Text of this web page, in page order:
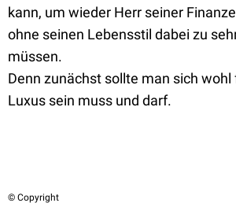
kann, um wieder Herr seiner
ohne seinen Lebensstil dabei zu
müssen.
Denn zunächst sollte man sich wohl
Luxus sein muss und darf.
© Copyright